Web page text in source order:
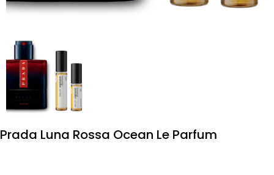
Prada Luna Rossa Ocean Le Parfum